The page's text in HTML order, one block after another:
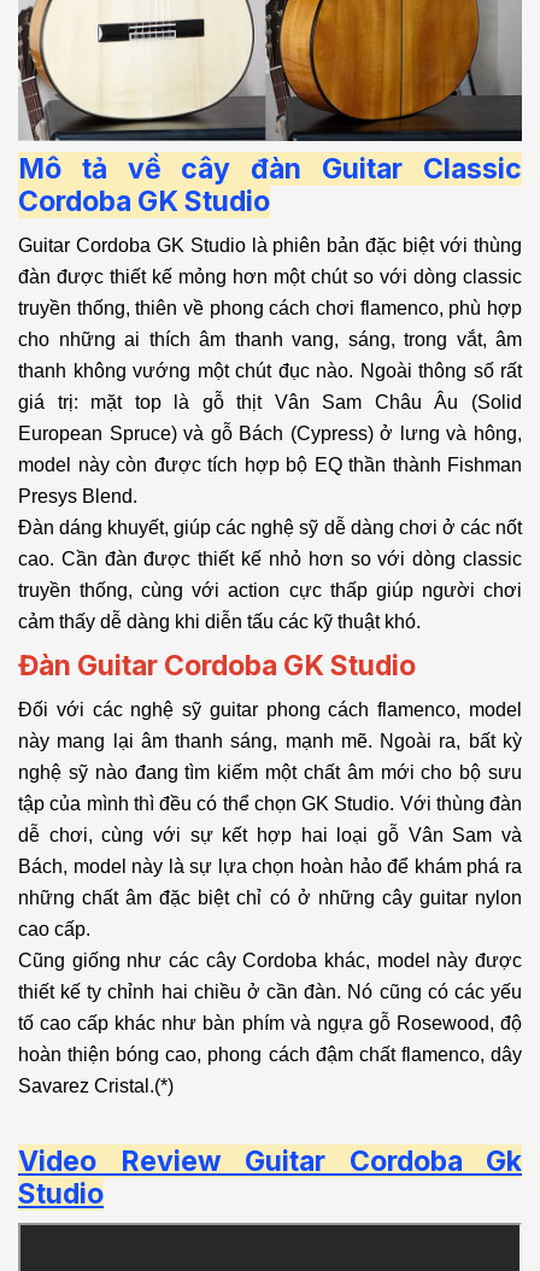
Mô tả về cây đàn Guitar Classic
Cordoba GK Studio
Guitar Cordoba GK Studio là phiên bản đặc biệt với thùng
đàn được thiết kế mỏng hơn một chút so với dòng classic
truyền thống, thiên về phong cách chơi flamenco, phù hợp
cho những ai thích âm thanh vang, sáng, trong vắt, âm
thanh không vướng một chút đục nào. Ngoài thông số rất
giá trị: mặt top là gỗ thịt Vân Sam Châu Âu (Solid
European Spruce) và gỗ Bách (Cypress) ở lưng và hông,
model này còn được tích hợp bộ EQ thần thành Fishman
Presys Blend.
Đàn dáng khuyết, giúp các nghệ sỹ dễ dàng chơi ở các nốt
cao. Cần đàn được thiết kế nhỏ hơn so với dòng classic
truyền thống, cùng với action cực thấp giúp người chơi
cảm thấy dễ dàng khi diễn tấu các kỹ thuật khó.
Đàn Guitar Cordoba GK Studio
Đối với các nghệ sỹ guitar phong cách flamenco, model
này mang lại âm thanh sáng, mạnh mẽ. Ngoài ra, bất kỳ
nghệ sỹ nào đang tìm kiếm một chất âm mới cho bộ sưu
tập của mình thì đều có thể chọn GK Studio. Với thùng đàn
dễ chơi, cùng với sự kết hợp hai loại gỗ Vân Sam và
Bách, model này là sự lựa chọn hoàn hảo để khám phá ra
những chất âm đặc biệt chỉ có ở những cây guitar nylon
cao cấp.
Cũng giống như các cây Cordoba khác, model này được
thiết kế ty chỉnh hai chiều ở cần đàn. Nó cũng có các yếu
tố cao cấp khác như bàn phím và ngựa gỗ Rosewood, độ
hoàn thiện bóng cao, phong cách đậm chất flamenco, dây
Savarez Cristal.(*)
Video Review Guitar Cordoba Gk
Studio